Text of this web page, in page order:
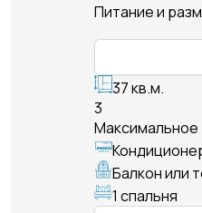
Питание и
37 кв.м.
3
Балкон или
1 спальня